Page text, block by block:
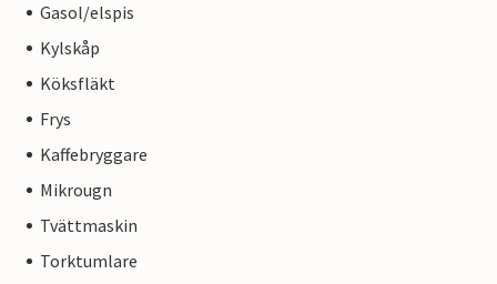
Gasol/elspis
Kylskåp
Köksfläkt
Frys
Kaffebryggare
Mikrougn
Tvättmaskin
Torktumlare